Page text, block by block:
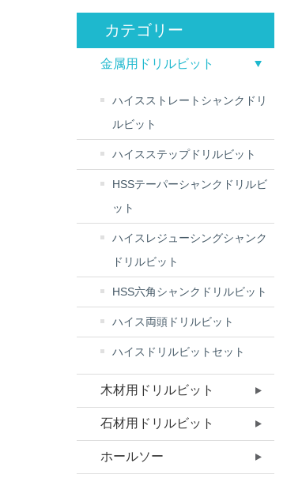
カテゴリー
金属用ドリルビット
ハイスストレートシャンクドリ
ルビット
ハイスステップドリルビット
HSSテーパーシャンクドリルビ
ット
ハイスレジューシングシャンク
ドリルビット
HSS六角シャンクドリルビット
ハイス両頭ドリルビット
ハイスドリルビットセット
木材用ドリルビット
石材用ドリルビット
ホールソー